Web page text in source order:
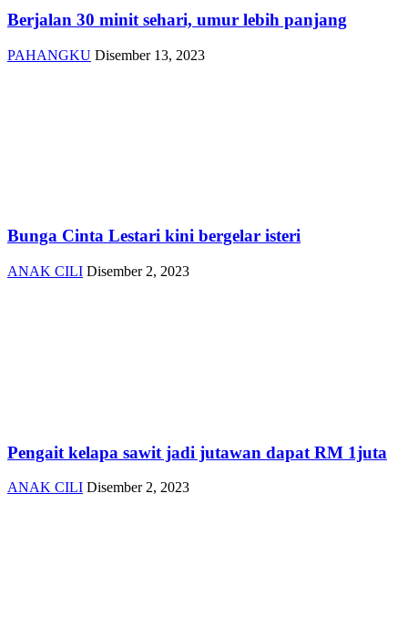
Berjalan 30 minit sehari, umur lebih panjang
PAHANGKU Disember 13, 2023
Bunga Cinta Lestari kini bergelar isteri
ANAK CILI Disember 2, 2023
Pengait kelapa sawit jadi jutawan dapat RM 1juta
ANAK CILI Disember 2, 2023